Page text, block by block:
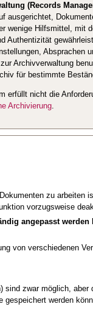
(Records
ausgerichtet,
wenige Hilfsmittel, mit
Authentizität
Absprachen
Archivverwaltung
für bestimmte
erfüllt nicht die
Archivierung.
zu arbeiten
vorzugsweise
angepasst werden
von verschiedenen
sind zwar möglich,
werden